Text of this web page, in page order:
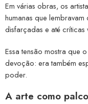
Em várias obras, os
humanas que
disfarçadas e até críticas
Essa tensão mostra que
devoção: era também
poder.
A arte como